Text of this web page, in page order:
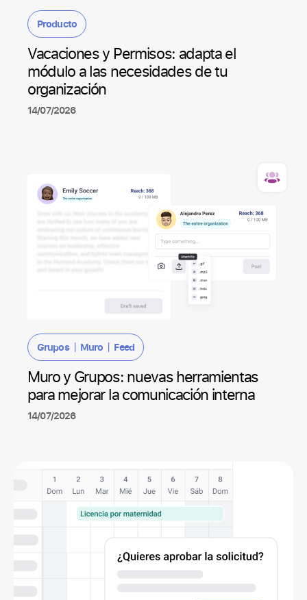
Producto
Vacaciones y Permisos: adapta el
módulo a las necesidades de tu
organización
14/07/2026
Grupos| Muro | Feed
Muro y Grupos: nuevas herramientas
para mejorar la comunicación interna
14/07/2026